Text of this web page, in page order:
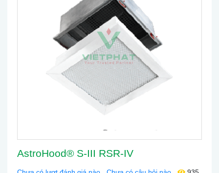
AstroHood® S-III RSR-IV